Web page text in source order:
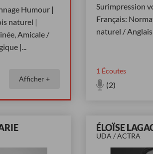
Humour |
naturel |
Amicale /
|...
Afficher +
Surimpression
Français:
naturel /
1Écoutes
(2)
ÉLOÏSE
UDA / ACTRA